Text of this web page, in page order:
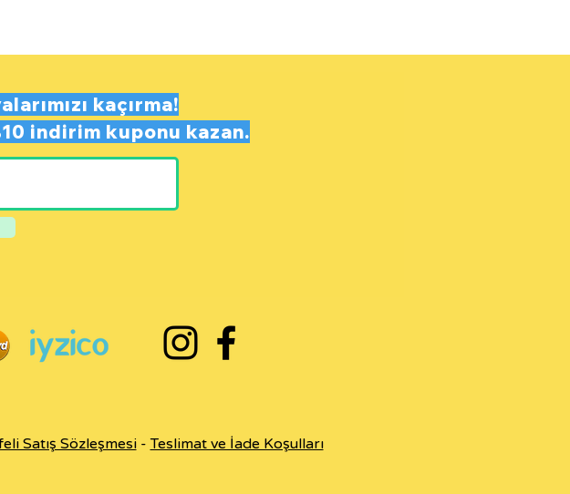
kaçırma!
indirim kuponu kazan.
Satış Sözleşmesi-Teslimat ve İade Koşulları